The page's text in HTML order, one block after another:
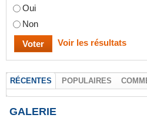
Oui
Non
Voir les résultats
RÉCENTES POPULAIRES
GALERIE